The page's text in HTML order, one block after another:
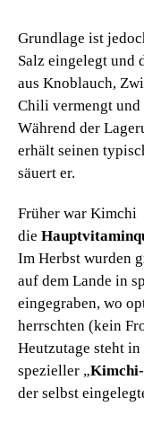
Grundlage ist
Salz eingelegt und
aus Knoblauch,
Chili vermengt
Während der
erhält seinen
säuert er.
Früher war Kimchi
die
Im Herbst wurden
auf dem Lande in
eingegraben, wo
herrschten (kein
Heutzutage steht
spezieller „
der selbst